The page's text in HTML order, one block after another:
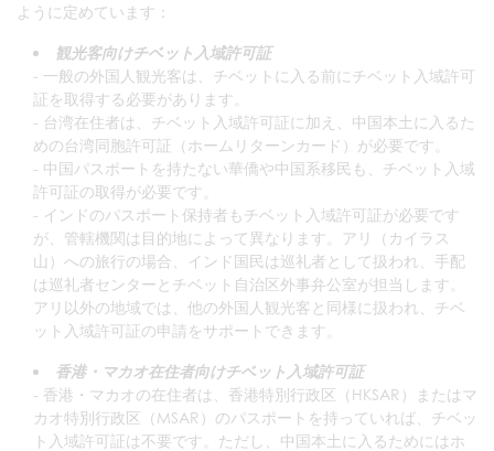
ように定めています：
観光客向けチベット入域許可証
- 一般の外国人観光客は、チベットに入る前にチベット入域許可
証を取得する必要があります。
- 台湾在住者は、チベット入域許可証に加え、中国本土に入るた
めの台湾同胞許可証（ホームリターンカード）が必要です。
- 中国パスポートを持たない華僑や中国系移民も、チベット入域
許可証の取得が必要です。
- インドのパスポート保持者もチベット入域許可証が必要です
が、管轄機関は目的地によって異なります。アリ（カイラス
山）への旅行の場合、インド国民は巡礼者として扱われ、手配
は巡礼者センターとチベット自治区外事弁公室が担当します。
アリ以外の地域では、他の外国人観光客と同様に扱われ、チベ
ット入域許可証の申請をサポートできます。
香港・マカオ在住者向けチベット入域許可証
- 香港・マカオの在住者は、香港特別行政区（HKSAR）またはマ
カオ特別行政区（MSAR）のパスポートを持っていれば、チベッ
ト入域許可証は不要です。ただし、中国本土に入るためにはホ